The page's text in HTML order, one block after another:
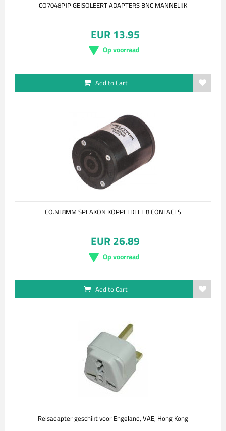
CO7048PJP GEISOLEERT ADAPTERS BNC MANNELIJK
EUR 13.95
Op voorraad
Add to Cart
CO.NL8MM SPEAKON KOPPELDEEL 8 CONTACTS
EUR 26.89
Op voorraad
Add to Cart
Reisadapter geschikt voor Engeland, VAE, Hong Kong